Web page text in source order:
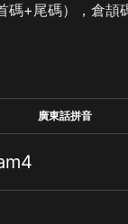
首碼+尾碼），倉
廣東話拼音